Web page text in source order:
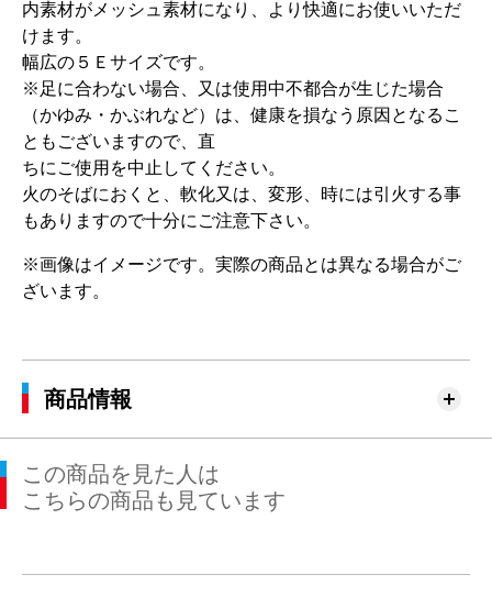
内素材がメッシュ素材になり、より快適にお使いいただ
けます。
幅広の５Ｅサイズです。
※足に合わない場合、又は使用中不都合が生じた場合
（かゆみ・かぶれなど）は、健康を損なう原因となるこ
ともございますので、直
ちにご使用を中止してください。
火のそばにおくと、軟化又は、変形、時には引火する事
もありますので十分にご注意下さい。
※画像はイメージです。実際の商品とは異なる場合がご
ざいます。
商品情報
この商品を見た人は
こちらの商品も見ています